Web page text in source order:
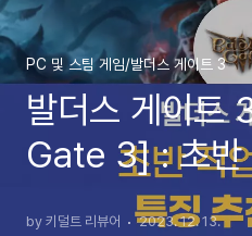
PC 및 스팀 게임/발더스 게이트 3
발더스 게이트
Gate 3] : 초반
징 추천 공략
by 키덜트 리뷰어 2023. 12. 13.